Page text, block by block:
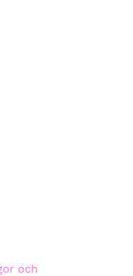
och